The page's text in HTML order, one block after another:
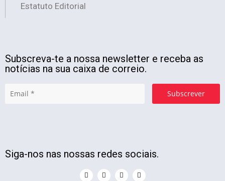
Estatuto Editorial
Subscreva-te a nossa newsletter e receba as
notícias na sua caixa de correio.
Subscrever
Siga-nos nas nossas redes sociais.